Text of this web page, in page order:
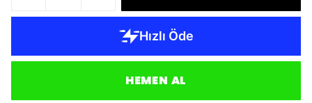
HEMEN AL